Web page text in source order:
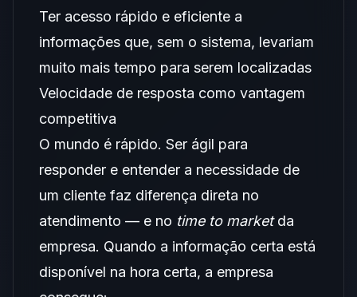
Ter acesso rápido e eficiente a
informações que, sem o sistema, levariam
muito mais tempo para serem localizadas
Velocidade de resposta como vantagem
competitiva
O mundo é rápido. Ser ágil para
responder e entender a necessidade de
um cliente faz diferença direta no
atendimento — e no time to marketda
empresa. Quando a informação certa está
disponível na hora certa, a empresa